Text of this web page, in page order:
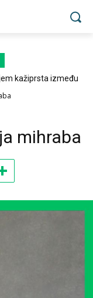
kažiprsta između
mihraba